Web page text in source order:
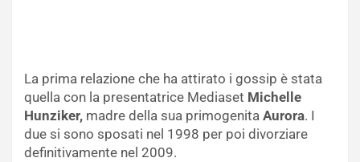
La prima relazione che ha attirato i gossip è stata
quella con la presentatrice Mediaset Michelle
Hunziker, madre della sua primogenita Aurora. I
due si sono sposati nel 1998 per poi divorziare
definitivamente nel 2009.